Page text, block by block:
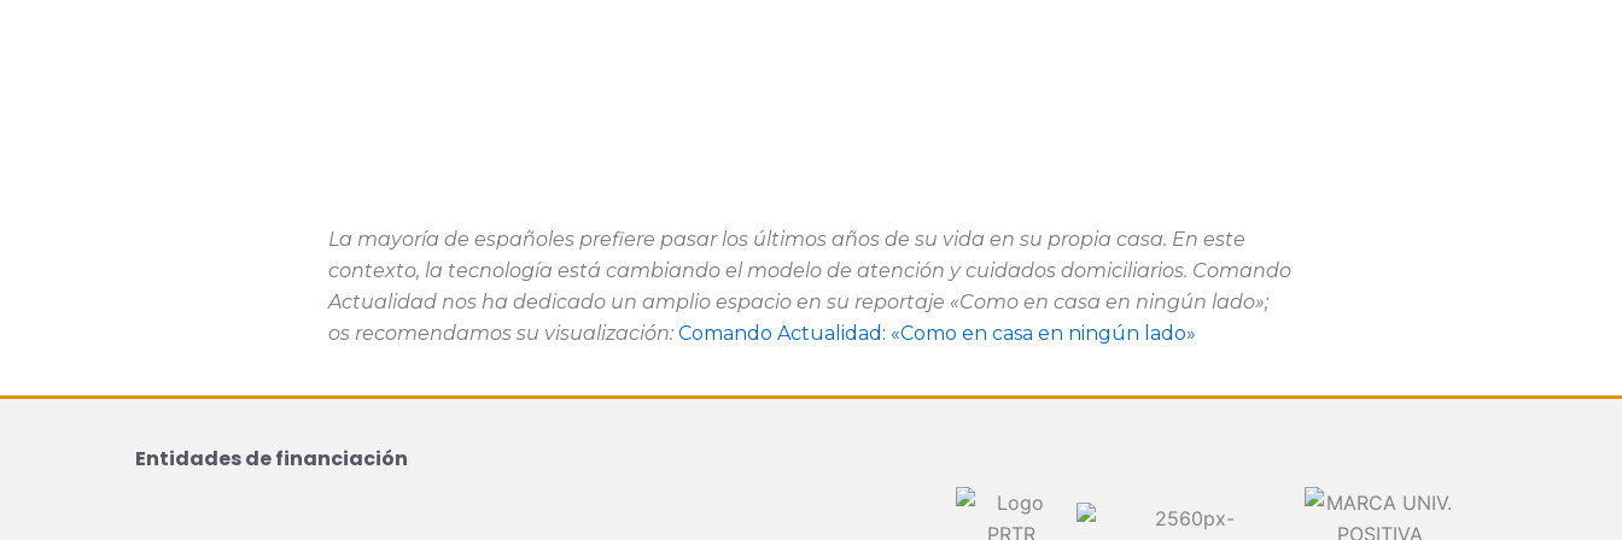
La mayoría de españoles prefiere pasar los últimos años de su vida en su propia casa. En este
contexto, la tecnología está cambiando el modelo de atención y cuidados domiciliarios. Comando
Actualidad nos ha dedicado un amplio espacio en su reportaje «Como en casa en ningún lado»;
os recomendamos su visualización: Comando Actualidad: «Como en casa en ningún lado»
Entidades de financiación